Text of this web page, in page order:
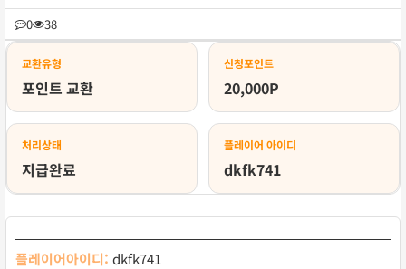
0
38
록
교환유형
포인트 교환
신청포인트
20,000P
처리상태
지급완료
플레이어 아이디
dkfk741
플레이어아이디: dkfk741